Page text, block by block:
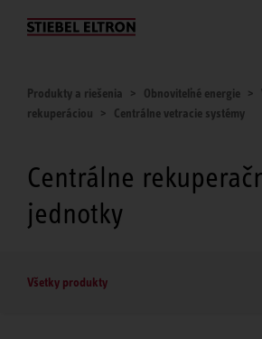
O nás
Produkty a riešenia Obnoviteľné energie
rekuperáciou
Centrálne vetracie systémy
Centrálne
jednotky
Všetky produkty